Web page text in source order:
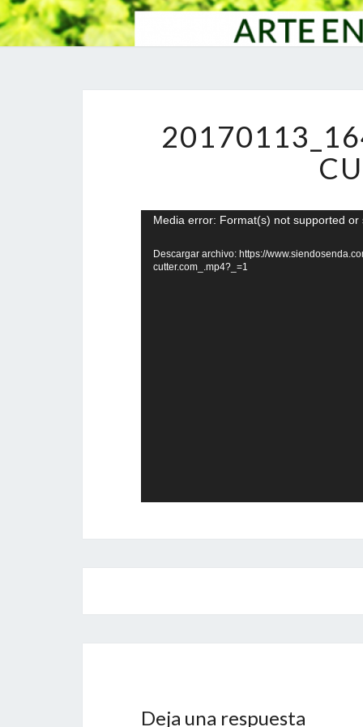
Reproductor
vídeo
Media error: Format(s) not supported or
Descargar archivo: https://
cutter.com_.mp4?_=1
de
entradas
Deja una respuesta